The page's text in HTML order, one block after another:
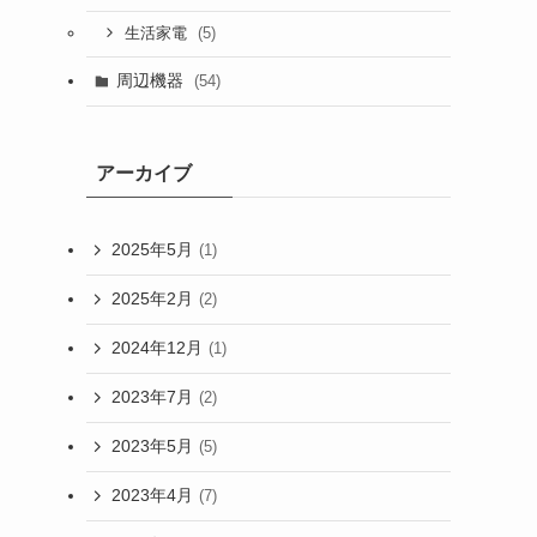
生活家電 (5)
周辺機器 (54)
アーカイブ
2025年5月 (1)
2025年2月 (2)
2024年12月 (1)
2023年7月 (2)
2023年5月 (5)
2023年4月 (7)